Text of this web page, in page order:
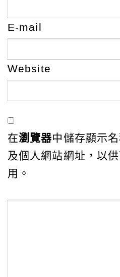
E-mail
Website
在瀏覽器中儲存顯示
及個人網站網址，以
用。